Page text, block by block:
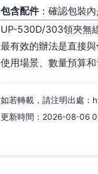
包含配件：確認包裝
UP-530D/303領夾無
最有效的辦法是直接與
使用場景、數量預算
如若轉載，請注明出處
更新時間：2026-08-06